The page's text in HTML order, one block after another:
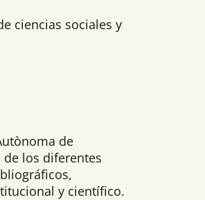
ciencias sociales y
de
los diferentes
y científico.